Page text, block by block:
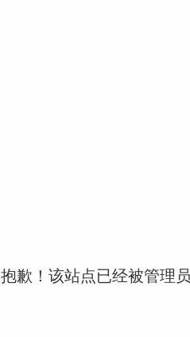
抱歉！该站点已经被管理